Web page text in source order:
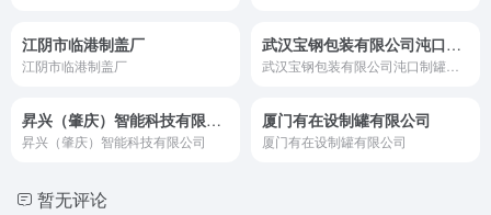
江阴市临港制盖厂
江阴市临港制盖厂
武汉宝钢包装有限公司沌口制罐分公司
昇兴（肇庆）智能科技有限公司
昇兴（肇庆）智能科技有限公司
厦门有在设制罐有限公司
厦门有在设制罐有限公司
暂无评论